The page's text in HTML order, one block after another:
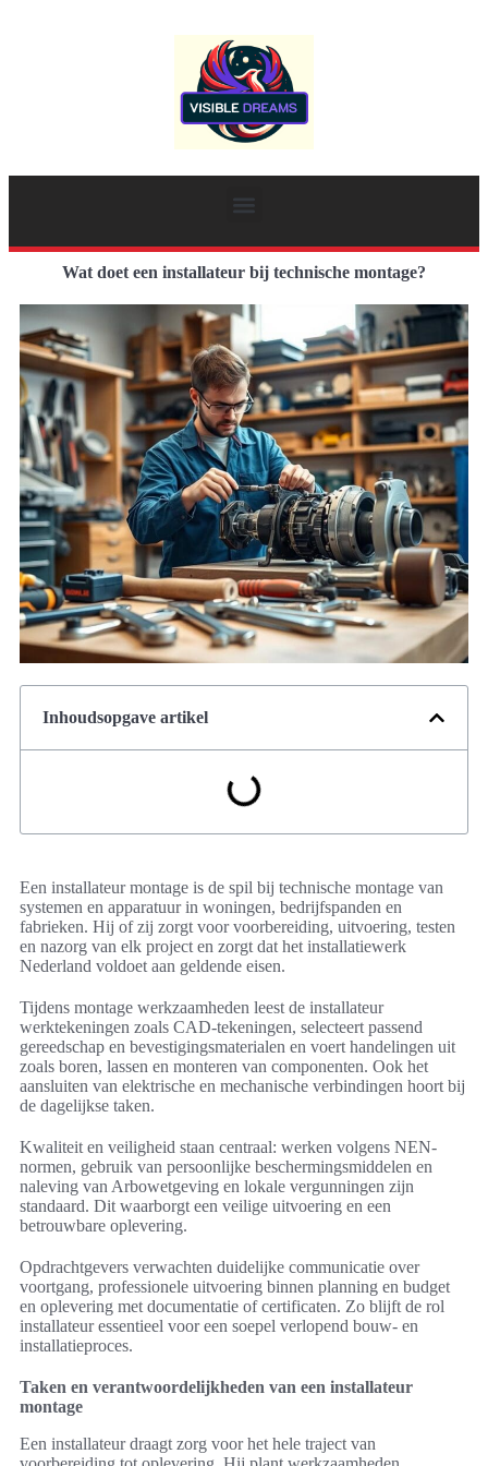
Wat doet een installateur bij technische montage?
Inhoudsopgave artikel
Een installateur montage is de spil bij technische montage van
systemen en apparatuur in woningen, bedrijfspanden en
fabrieken. Hij of zij zorgt voor voorbereiding, uitvoering, testen
en nazorg van elk project en zorgt dat het installatiewerk
Nederland voldoet aan geldende eisen.
Tijdens montage werkzaamheden leest de installateur
werktekeningen zoals CAD-tekeningen, selecteert passend
gereedschap en bevestigingsmaterialen en voert handelingen uit
zoals boren, lassen en monteren van componenten. Ook het
aansluiten van elektrische en mechanische verbindingen hoort bij
de dagelijkse taken.
Kwaliteit en veiligheid staan centraal: werken volgens NEN-
normen, gebruik van persoonlijke beschermingsmiddelen en
naleving van Arbowetgeving en lokale vergunningen zijn
standaard. Dit waarborgt een veilige uitvoering en een
betrouwbare oplevering.
Opdrachtgevers verwachten duidelijke communicatie over
voortgang, professionele uitvoering binnen planning en budget
en oplevering met documentatie of certificaten. Zo blijft de rol
installateur essentieel voor een soepel verlopend bouw- en
installatieproces.
Taken en verantwoordelijkheden van een installateur
montage
Een installateur draagt zorg voor het hele traject van